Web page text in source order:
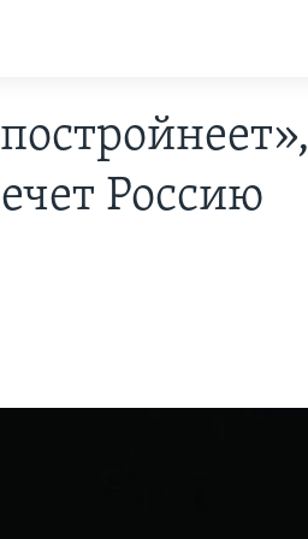
Россию